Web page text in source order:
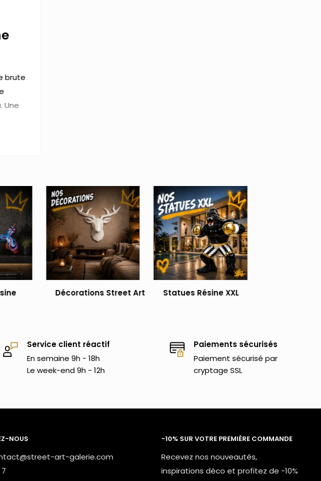
brute
Une
Décorations Street Art Statues Résine XXL
Service client réactif
En semaine 9h - 18h
Le week-end 9h - 12h
Paiements sécurisés
Paiement sécurisé par
cryptage SSL
NOUS
art-galerie.com
-10% SUR VOTRE PREMIÈRE COMMANDE
Recevez nos nouveautés,
inspirations déco et profitez de -10%